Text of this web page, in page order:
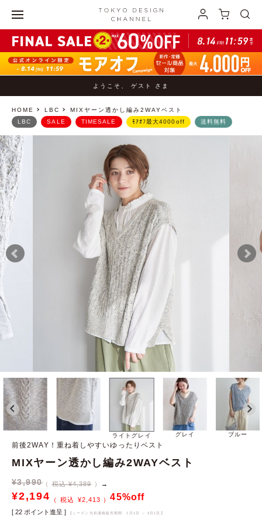
ようこそ、 ゲスト さま
HOME LBC MIXヤーン透かし編み2WAYベスト
ライトグレイ グレイ ブルー
LBC SALE TIMESALE ﾓｱｵﾌ最大4000off 送料無料
前後2WAY！重ね着しやすいゆったりベスト
MIXヤーン透かし編み2WAYベスト
¥3,990 税込 ¥4,389 →
¥2,194 ¥2,413 45%off
[ 22 ポイント進呈 ] 【シーズン当初価格販売期間 1月1日 ～ 3月1日 】